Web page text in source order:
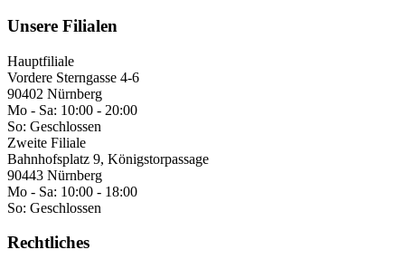
Unsere Filialen
Hauptfiliale
Vordere Sterngasse 4-6
90402 Nürnberg
Mo - Sa: 10:00 - 20:00
So: Geschlossen
Zweite Filiale
Bahnhofsplatz 9, Königstorpassage
90443 Nürnberg
Mo - Sa: 10:00 - 18:00
So: Geschlossen
Rechtliches